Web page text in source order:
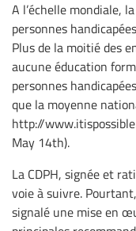
A l’échelle mondiale,
personnes
Plus de la moitié des
aucune éducation
personnes
que la moyenne
http://
May 14th).
La CDPH, signée et
voie à suivre.
signalé une mise en